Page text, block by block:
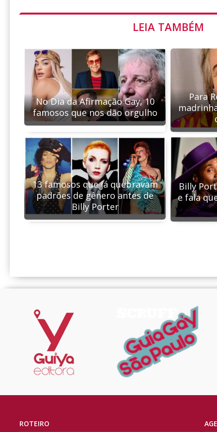
LEIA TAMBÉM
No Dia da Afirmação Gay, 10
famosos que nos dão orgulho
Para
13 famosos que já quebravam
padrões de gênero antes de
Billy Porter
Billy
e fala
ROTEIRO